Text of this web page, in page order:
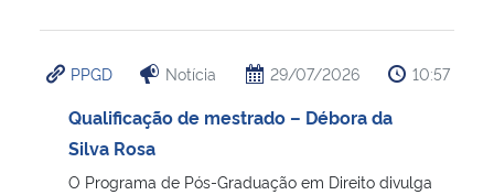
PPGD Notícia 29/07/2026 10:57
Qualificação de mestrado – Débora da
Silva Rosa
O Programa de Pós-Graduação em Direito divulga